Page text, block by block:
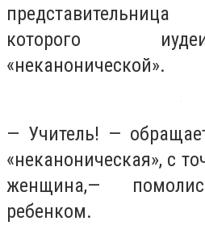
которого
«неканонической».
— Учитель! —
«неканоническая», с
женщина,—
ребенком.